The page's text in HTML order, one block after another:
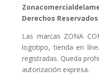
Derechos Reservados
Las marcas ZONA
logotipo, tienda en
registradas. Queda
autorización expresa.